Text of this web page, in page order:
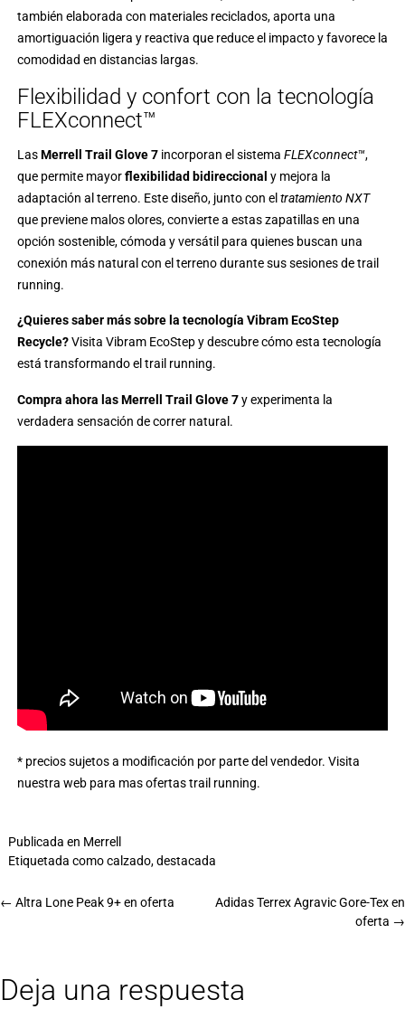
también elaborada con materiales reciclados, aporta una
amortiguación ligera y reactiva que reduce el impacto y favorece la
comodidad en distancias largas.
Flexibilidad y confort con la tecnología
FLEXconnect™
LasMerrell Trail Glove 7incorporan el sistema FLEXconnect™,
que permite mayorflexibilidad bidireccional y mejora la
adaptación al terreno. Este diseño, junto con el tratamiento NXT
que previene malos olores, convierte a estas zapatillas en una
opción sostenible, cómoda y versátil para quienes buscan una
conexión más natural con el terreno durante sus sesiones de trail
running.
¿Quieres saber más sobre la tecnología Vibram EcoStep
Recycle?Visita Vibram EcoStepy descubre cómo esta tecnología
está transformando el trail running.
Compra ahora las Merrell Trail Glove 7y experimenta la
verdadera sensación de correr natural.
* precios sujetos a modificación por parte del vendedor. Visita
nuestra web para mas ofertas trail running.
Publicada en Merrell
Etiquetada comocalzado,destacada
Adidas Terrex Agravic Gore-Tex en
oferta →
← Altra Lone Peak 9+ en oferta
Deja una respuesta